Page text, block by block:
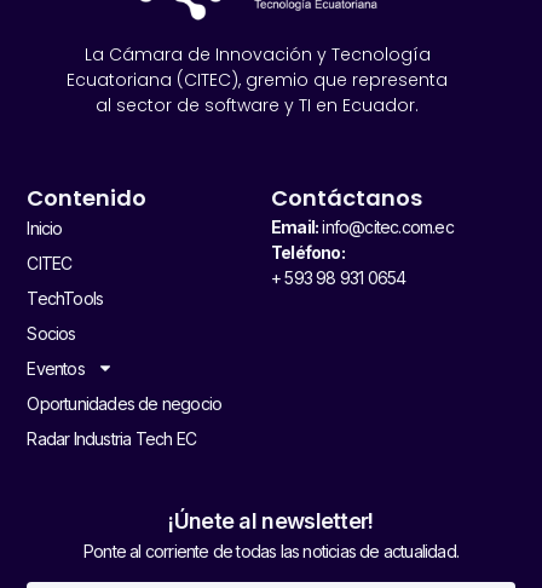
La Cámara de Innovación y Tecnología
Ecuatoriana (CITEC), gremio que representa
al sector de software y TI en Ecuador.
Contenido
Inicio
CITEC
TechTools
Socios
Eventos
Oportunidades de negocio
Radar Industria Tech EC
Contáctanos
Email:info@citec.com.ec
Teléfono:
+ 593 98 931 0654
¡Únete al newsletter!
Ponte al corriente de todas las noticias de actualidad.